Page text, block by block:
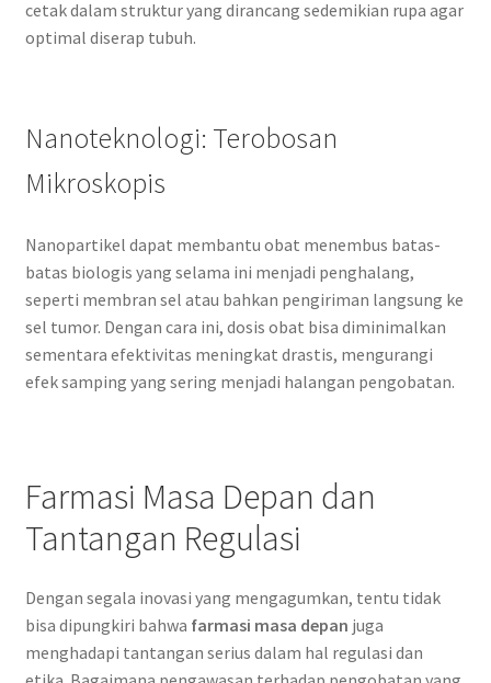
cetak dalam struktur yang dirancang sedemikian rupa agar
optimal diserap tubuh.
Nanoteknologi: Terobosan
Mikroskopis
Nanopartikel dapat membantu obat menembus batas-
batas biologis yang selama ini menjadi penghalang,
seperti membran sel atau bahkan pengiriman langsung ke
sel tumor. Dengan cara ini, dosis obat bisa diminimalkan
sementara efektivitas meningkat drastis, mengurangi
efek samping yang sering menjadi halangan pengobatan.
Farmasi Masa Depan dan
Tantangan Regulasi
Dengan segala inovasi yang mengagumkan, tentu tidak
bisa dipungkiri bahwa farmasi masa depan juga
menghadapi tantangan serius dalam hal regulasi dan